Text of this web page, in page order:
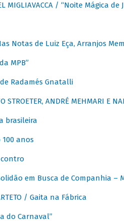
MIGLIAVACCA / “Noite Mágica
Notas de Luiz Eça, Arranjos
MPB”
de Radamés Gnatalli
STROETER, ANDRÉ MEHMARI E
brasileira
100 anos
em Busca de Companhia
/ Gaita na Fábrica
do Carnaval”